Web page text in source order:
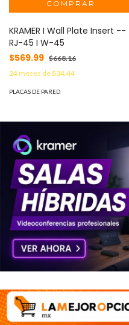
KRAMER I Wall Plate Insert --
RJ-45 I W-45
$569.99 $668.16
24meses de$34.44
PLACAS DE PARED